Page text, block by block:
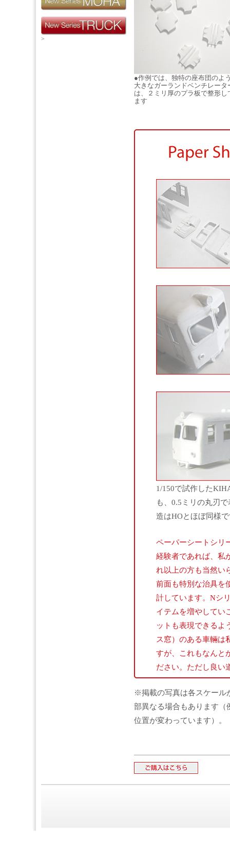
●作例では、独特の座布団のよ
大きなガーランドベンチレータ
は、２ミリ厚のプラ板で整形し
ます
1/150で試作した
も、0.5ミリの丸刃
造はHOとほぼ同様
ペーパーシートシリ
経験者であれば、私
れ以上の方も当然い
前面も特別な治具を
計しています。Nシ
イテムを増やしてい
ットも表現できるよ
ス窓）のある車輛は
すが、これもなんと
ださい。ただし良い
※掲載の写真は各スケール
部異なる場合もあります（
位置が変わっています）。
>